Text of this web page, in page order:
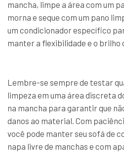
mancha, limpe a área com um
morna e seque com um pano
um condicionador específico
manter a flexibilidade e o brilho
Lembre-se sempre de testar
limpeza em uma área discreta
na mancha para garantir que
danos ao material. Com
você pode manter seu sofá de
napa livre de manchas e com